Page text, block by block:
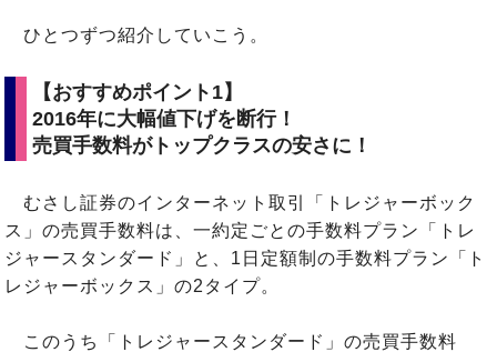
ひとつずつ紹介していこう。
【おすすめポイント1】
2016年に大幅値下げを断行！
売買手数料がトップクラスの安さに！
むさし証券のインターネット取引「トレジャーボック
ス」の売買手数料は、一約定ごとの手数料プラン「トレ
ジャースタンダード」と、1日定額制の手数料プラン「ト
レジャーボックス」の2タイプ。
このうち「トレジャースタンダード」の売買手数料